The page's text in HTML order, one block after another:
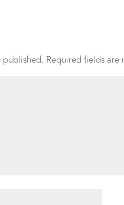
published. Required fields are